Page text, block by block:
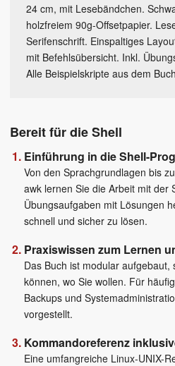
24 cm, mit Lesebändchen.
holzfreiem 90g-Offsetpapier.
Serifenschrift. Einspaltiges
mit Befehlsübersicht. Inkl.
Alle Beispielskripte aus dem
Bereit für die Shell
Einführung in die Shell-
Von den Sprachgrundlagen bis
awk lernen Sie die Arbeit mit der
Übungsaufgaben mit Lösungen
schnell und sicher zu lösen.
Praxiswissen zum Lernen
Das Buch ist modular aufgebaut,
können, wo Sie wollen. Für
Backups und
vorgestellt.
Kommandoreferenz
Eine umfangreiche Linux-UNIX-